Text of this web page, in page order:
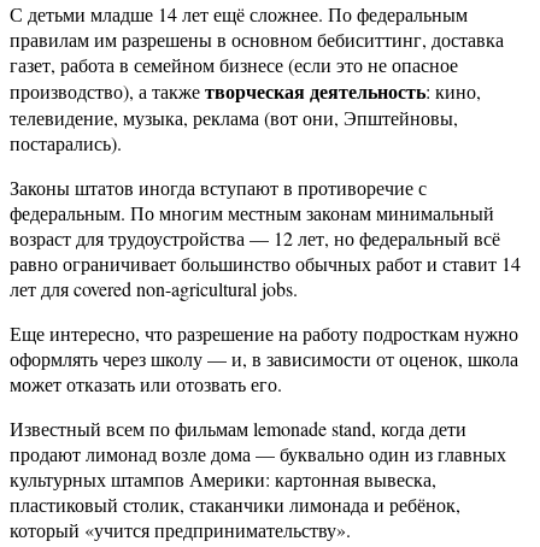
С детьми младше 14 лет ещё сложнее. По федеральным
правилам им разрешены в основном бебиситтинг, доставка
газет, работа в семейном бизнесе (если это не опасное
производство), а такжетворческая деятельность: кино,
телевидение, музыка, реклама (вот они, Эпштейновы,
постарались).
Законы штатов иногда вступают в противоречие с
федеральным. По многим местным законам минимальный
возраст для трудоустройства — 12 лет, но федеральный всё
равно ограничивает большинство обычных работ и ставит 14
лет для covered non-agricultural jobs.
Еще интересно, что разрешение на работу подросткам нужно
оформлять через школу — и, в зависимости от оценок, школа
может отказать или отозвать его.
Известный всем по фильмам lemonade stand, когда дети
продают лимонад возле дома — буквально один из главных
культурных штампов Америки: картонная вывеска,
пластиковый столик, стаканчики лимонада и ребёнок,
который «учится предпринимательству».